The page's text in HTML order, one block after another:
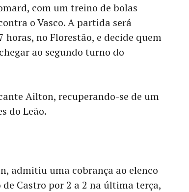
com um treino de bolas
o Vasco. A partida será
no Florestão, e decide quem
ao segundo turno do
Ailton, recuperando-se de um
do Leão.
admitiu uma cobrança ao elenco
Castro por 2 a 2 na última terça,